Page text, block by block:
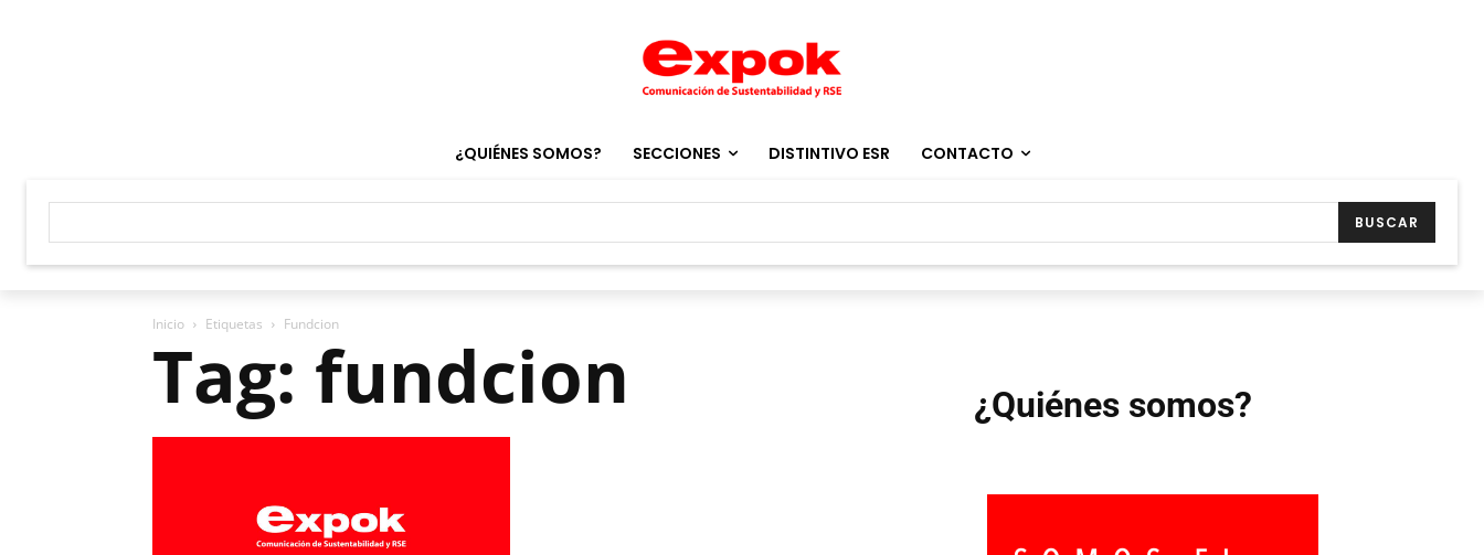
¿QUIÉNES SOMOS? SECCIONES DISTINTIVO ESR CONTACTO
BUSCAR
Inicio Etiquetas Fundcion
Tag: fundcion ¿Quiénes somos?